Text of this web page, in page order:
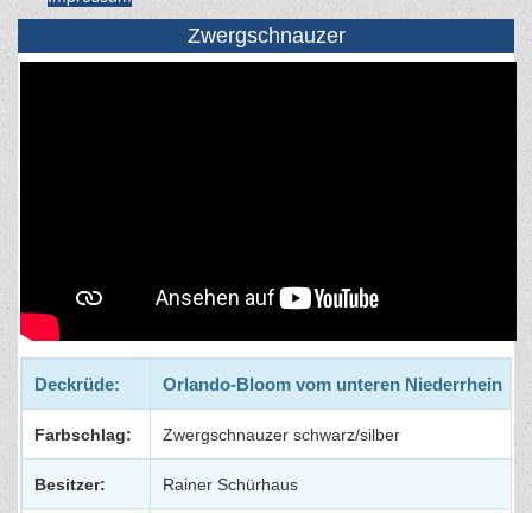
Zwergschnauzer
Deckrüde: Orlando-Bloom vom unteren Niederrhein
Farbschlag: Zwergschnauzer schwarz/silber
Besitzer: Rainer Schürhaus